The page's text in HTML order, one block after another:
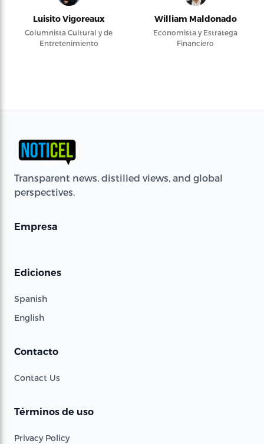
Luisito Vigoreaux
Columnista Cultural y de
Entretenimiento
William Maldonado
Economista y Estratega
Financiero
Transparent news, distilled views, and global
perspectives.
Empresa
Ediciones
Spanish
English
Contacto
Contact Us
Términos de uso
Privacy Policy